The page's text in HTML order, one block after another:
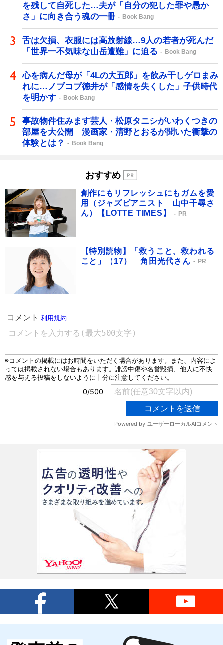
を残して自死した…夫が「自分の犯した罪や愚か
さ」に向き合う魂の一冊
Book Bang
舌は欠損、衣服には高放射線…9人の若者が死んだ
「世界一不気味な山岳遭難」に迫る
Book Bang
心を病んだ母が「4Lの大五郎」を飲み干しゲロまみ
れに…ノブコブ徳井が「感情を失くした」子供時代
を明かす
Book Bang
事故物件住みます芸人・松原タニシがいわくつきの
部屋を大公開 漫画家・清野とおるが聞いた衝撃の
体験とは？
Book Bang
おすすめ
創作にもリフレッシュにもガムを愛
用（ジャズピアニスト 山中千尋さ
ん）【LOTTE TIMES】
PR
【特別読物】「救うこと、救われる
こと」（17） 角田光代さん
PR